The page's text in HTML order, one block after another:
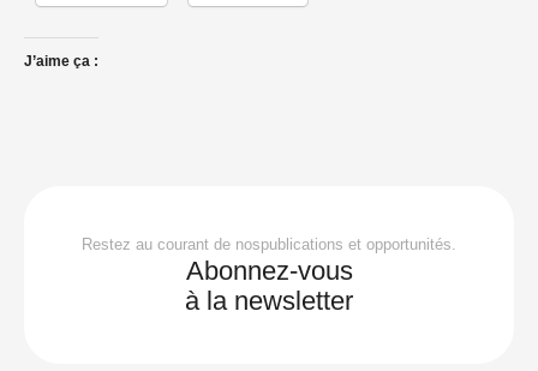
J’aime ça :
Restez au courant de nospublications et opportunités.
Abonnez-vous
à la newsletter